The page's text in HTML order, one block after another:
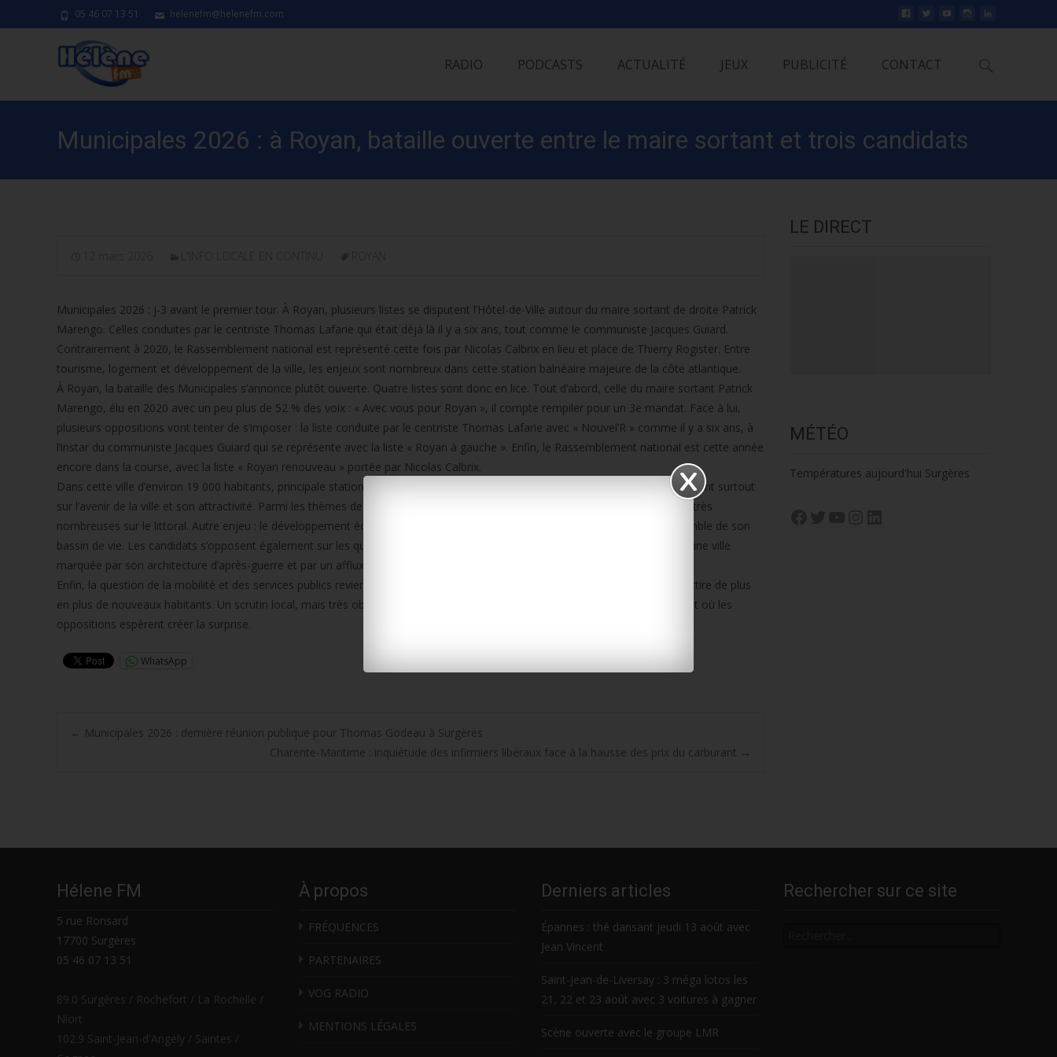
05 46 07 13 51 helenefm@helenefm.com
RADIO PODCASTS ACTUALITÉ JEUX PUBLICITÉ CONTACT
Municipales 2026 : à Royan, bataille ouverte entre le maire sortant et trois candidats
Municipales 2026 : j-3 avant le premier tour. À Royan, plusieurs listes se disputent l’Hôtel-de-Ville autour du maire sortant de droite Patrick
Marengo. Celles conduites par le centriste Thomas Lafarie qui était déjà là il y a six ans, tout comme le communiste Jacques Guiard.
Contrairement à 2020, le Rassemblement national est représenté cette fois par Nicolas Calbrix en lieu et place de Thierry Rogister. Entre
tourisme, logement et développement de la ville, les enjeux sont nombreux dans cette station balnéaire majeure de la côte atlantique.
À Royan, la bataille des Municipales s’annonce plutôt ouverte. Quatre listes sont donc en lice. Tout d’abord, celle du maire sortant Patrick
Marengo, élu en 2020 avec un peu plus de 52 % des voix : « Avec vous pour Royan », il compte rempiler pour un 3e mandat. Face à lui,
plusieurs oppositions vont tenter de s’imposer : la liste conduite par le centriste Thomas Lafarie avec « Nouvel’R » comme il y a six ans, à
l’instar du communiste Jacques Guiard qui se représente avec la liste « Royan à gauche ». Enfin, le Rassemblement national est cette année
encore dans la course, avec la liste « Royan renouveau » portée par Nicolas Calbrix.
Dans cette ville d’environ 19 000 habitants, principale station balnéaire du sud de la Charente-Maritime, les débats se concentrent surtout
sur l’avenir de la ville et son attractivité. Parmi les thèmes de campagne : le logement et la place des résidences secondaires, très
nombreuses sur le littoral. Autre enjeu : le développement économique et touristique, moteur essentiel pour Royan et l’ensemble de son
bassin de vie. Les candidats s’opposent également sur les questions d’urbanisme et la transformation du front de mer, dans une ville
marquée par son architecture d’après-guerre et par un afflux touristique important chaque été.
Enfin, la question de la mobilité et des services publics revient régulièrement dans les débats, dans cette agglomération qui attire de plus
en plus de nouveaux habitants. Un scrutin local, mais très observé, dans un territoire où la droite reste historiquement forte et où les
oppositions espèrent créer la surprise.
WhatsApp
Post
← Municipales 2026 : dernière réunion publique pour Thomas Godeau à Surgères
Charente-Maritime : inquiétude des infirmiers libéraux face à la hausse des prix du carburant →
LE DIRECT
MÉTÉO
Températures aujourd'hui Surgères
Hélene FM
5 rue Ronsard
17700 Surgères
05 46 07 13 51
89.0 Surgères / Rochefort / La Rochelle /
Niort
102.9 Saint-Jean-d'Angély / Saintes /
À propos
FRÉQUENCES
PARTENAIRES
VOG RADIO
MENTIONS LÉGALES
Derniers articles
Épannes : thé dansant jeudi 13 août avec
Jean Vincent
Saint-Jean-de-Liversay : 3 méga lotos les
21, 22 et 23 août avec 3 voitures à gagner
Scène ouverte avec le groupe LMR
Rechercher sur ce site